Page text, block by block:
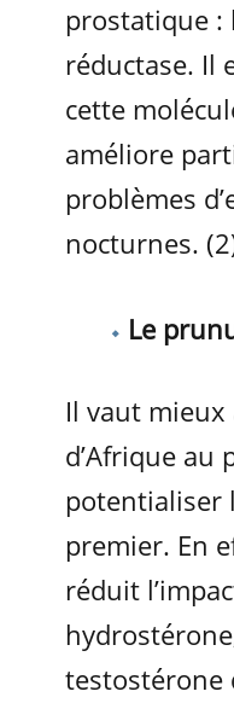
prostatique :
réductase. Il
cette
améliore
problèmes
nocturnes.
Le
Il vaut
d’Afrique au
potentialiser
premier. En
réduit
testostérone